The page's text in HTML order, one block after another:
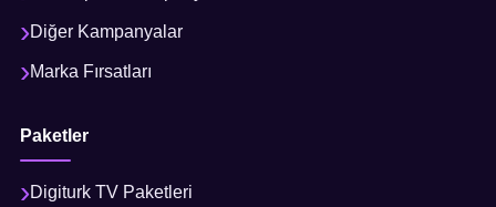
Diğer Kampanyalar
Marka Fırsatları
Paketler
Digiturk TV Paketleri